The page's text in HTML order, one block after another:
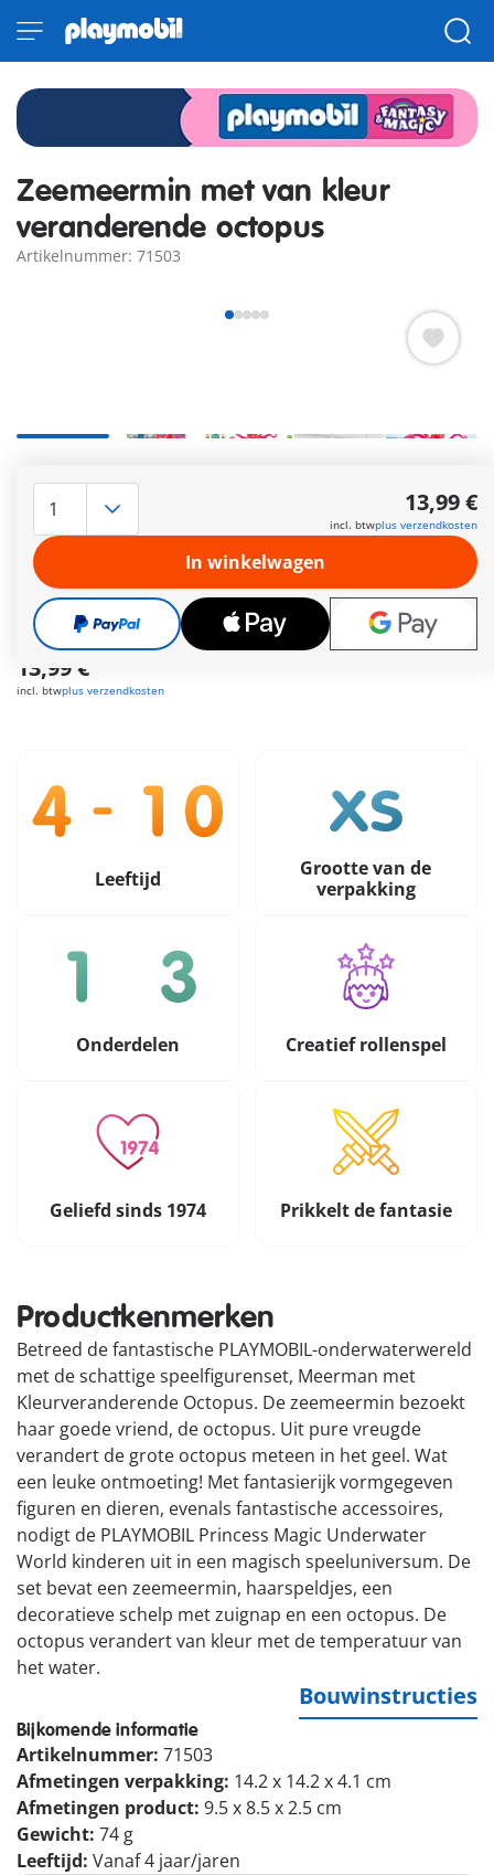
Zeemeermin met van kleur
veranderende octopus
Artikelnummer: 71503
bladeren. In warm water verandert de kleur van de octopus.
Met een decoratieve schelp om aan gladde oppervlakken te
bevestigen (incl. zuignappen)
Meer informatie
Leveringstermijn op dit moment 2 tot 4 werkdagen
Gratis verzending vanaf €40
13,99 €
incl. btwplus verzendkosten
13,99 €
incl. btwplus verzendkosten
In winkelwagen
Leeftijd
Grootte van de
verpakking
Onderdelen Creatief rollenspel
Geliefd sinds 1974 Prikkelt de fantasie
Productkenmerken
Betreed de fantastische PLAYMOBIL-onderwaterwereld
met de schattige speelfigurenset, Meerman met
Kleurveranderende Octopus. De zeemeermin bezoekt
haar goede vriend, de octopus. Uit pure vreugde
verandert de grote octopus meteen in het geel. Wat
een leuke ontmoeting! Met fantasierijk vormgegeven
figuren en dieren, evenals fantastische accessoires,
nodigt de PLAYMOBIL Princess Magic Underwater
World kinderen uit in een magisch speeluniversum. De
set bevat een zeemeermin, haarspeldjes, een
decoratieve schelp met zuignap en een octopus. De
octopus verandert van kleur met de temperatuur van
het water.
Bouwinstructies
Bijkomende informatie
Artikelnummer: 71503
Afmetingen verpakking: 14.2 x 14.2 x 4.1 cm
Afmetingen product: 9.5 x 8.5 x 2.5 cm
Gewicht: 74 g
Leeftijd: Vanaf 4 jaar/jaren